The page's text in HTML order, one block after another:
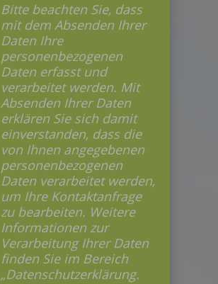
Bitte beachten Sie, dass
mit dem Absenden Ihrer
Daten Ihre
personenbezogenen
Daten erfasst und
verarbeitet werden. Mit
Absenden Ihrer Daten
erklären Sie sich damit
einverstanden, dass die
von Ihnen angegebenen
personenbezogenen
Daten verarbeitet werden,
um Ihre Kontaktanfrage
zu bearbeiten. Weitere
Informationen zur
Verarbeitung Ihrer Daten
finden Sie im Bereich
„Datenschutzerklärung.